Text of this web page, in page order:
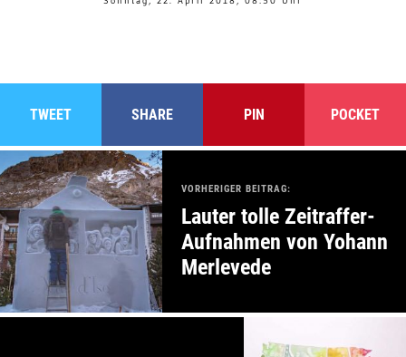
TWEET SHARE PIN POCKET
VORHERIGER BEITRAG:
Lauter tolle Zeitraffer-
Aufnahmen von Yohann
Merlevede